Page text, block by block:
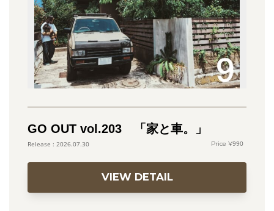
GO OUT vol.203 「家と車。」
2026.07.30 990
VIEW DETAIL